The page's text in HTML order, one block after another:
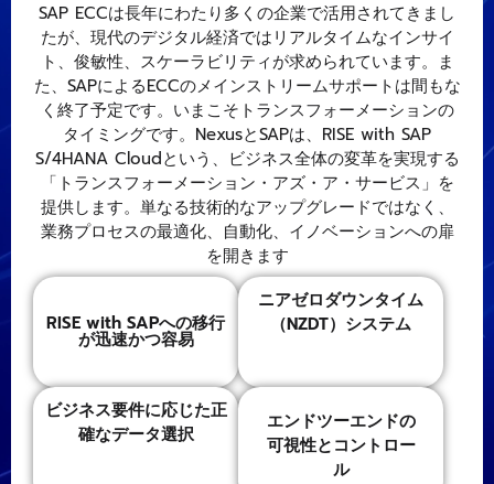
SAP ECCは長年にわたり多くの企業で活用されてきまし
たが、現代のデジタル経済ではリアルタイムなインサイ
ト、俊敏性、スケーラビリティが求められています。ま
た、SAPによるECCのメインストリームサポートは間もな
く終了予定です。いまこそトランスフォーメーションの
タイミングです。NexusとSAPは、RISE with SAP
S/4HANA Cloudという、ビジネス全体の変革を実現する
「トランスフォーメーション・アズ・ア・サービス」を
提供します。単なる技術的なアップグレードではなく、
業務プロセスの最適化、自動化、イノベーションへの扉
を開きます
RISE with SAPへの移行
が迅速かつ容易
ニアゼロダウンタイム
（NZDT）システム
ビジネス要件に応じた正
確なデータ選択
エンドツーエンドの
可視性とコントロー
ル